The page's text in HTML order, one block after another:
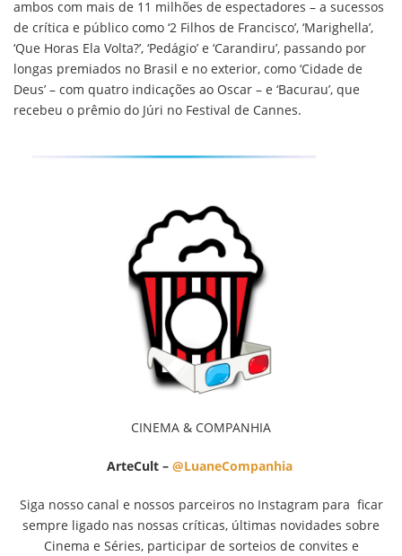
ambos com mais de 11 milhões de espectadores – a sucessos
de crítica e público como ‘2 Filhos de Francisco’, ‘Marighella’,
‘Que Horas Ela Volta?’, ‘Pedágio’ e ‘Carandiru’, passando por
longas premiados no Brasil e no exterior, como ‘Cidade de
Deus’ – com quatro indicações ao Oscar – e ‘Bacurau’, que
recebeu o prêmio do Júri no Festival de Cannes.
CINEMA & COMPANHIA
ArteCult – @LuaneCompanhia
Siga nosso canal e nossos parceiros no Instagram para ficar
sempre ligado nas nossas críticas, últimas novidades sobre
Cinema e Séries, participar de sorteios de convites e